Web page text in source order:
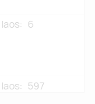
6
597